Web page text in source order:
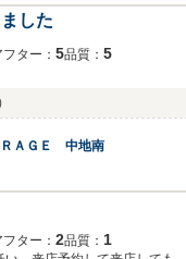
した
ター： 5品質： 5
ＡＧＥ 中地南
ター： 2品質： 1